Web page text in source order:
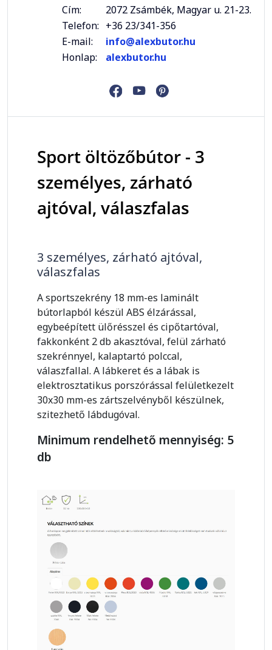
Cím:
2072 Zsámbék, Magyar u. 21-23.
Telefon: +36 23/341-356
E-mail:
info@alexbutor.hu
Honlap:
alexbutor.hu
Sport öltözőbútor - 3
személyes, zárható
ajtóval, válaszfalas
3 személyes, zárható ajtóval,
válaszfalas
A sportszekrény 18 mm-es laminált
bútorlapból készül ABS élzárással,
egybeépített ülőrésszel és cipőtartóval,
fakkonként 2 db akasztóval, felül zárható
szekrénnyel, kalaptartó polccal,
válaszfallal. A lábkeret és a lábak is
elektrosztatikus porszórással felületkezelt
30x30 mm-es zártszelvényből készülnek,
szitezhető lábdugóval.
Minimum rendelhető mennyiség: 5
db